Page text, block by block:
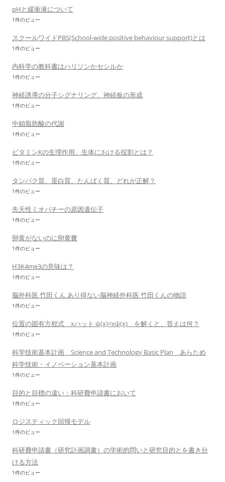
pHと緩衝液について
1件のビュー
スクールワイドPBS(School-wide positive behaviour support)とは
1件のビュー
内科学の教科書はハリソンかセシルか
1件のビュー
神経誘導の分子シグナリング、神経板の形成
1件のビュー
中鎖脂肪酸の代謝
1件のビュー
ビタミンKの生理作用、生体における役割とは？
1件のビュー
タンパク質、蛋白質、たんぱく質、どれが正解？
1件のビュー
先天性ミオパチーの原因遺伝子
1件のビュー
卵黄がないのに卵黄嚢
1件のビュー
H3K4me3の意味は？
1件のビュー
脳外科医 竹田くん あり得ない脳神経外科医 竹田くんの物語
1件のビュー
位置の固有方程式 xハット ψ(x)=xψ(x) を解くと、答えは何？
1件のビュー
科学技術基本計画 Science and Technology Basic Plan あらため
科学技術・イノベーション基本計画
1件のビュー
目的と目標の違い：科研費申請書において
1件のビュー
ロジスティック回帰モデル
1件のビュー
科研費申請書（研究計画調書）の学術的問いと研究目的とを書き分
ける方法
1件のビュー